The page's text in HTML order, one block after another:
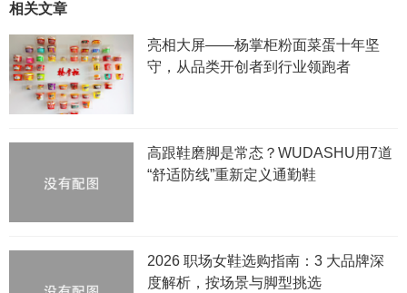
相关文章
亮相大屏——杨掌柜粉面菜蛋十年坚
守，从品类开创者到行业领跑者
高跟鞋磨脚是常态？WUDASHU用7道
“舒适防线”重新定义通勤鞋
2026 职场女鞋选购指南：3 大品牌深
度解析，按场景与脚型挑选